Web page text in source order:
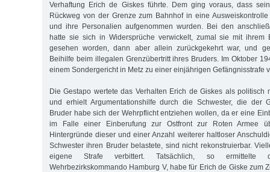
Verhaftung Erich de Giskes führte. Dem ging voraus, dass
Rückweg von der Grenze zum Bahnhof in eine
und ihre Personalien aufgenommen wurden. Bei den
hatte sie sich in Widersprüche verwickelt, zumal sie mit ihrem
gesehen worden, dann aber allein zurückgekehrt war, und
Beihilfe beim illegalen Grenzübertritt ihres Bruders. Im Oktober
einem Sondergericht in Metz zu einer einjährigen Gefängnisstrafe
Die Gestapo wertete das Verhalten Erich de Giskes als politisch
und erhielt Argumentationshilfe durch die Schwester, die der
Bruder habe sich der Wehrpflicht entziehen wollen, da er eine
im Falle einer Einberufung zur Ostfront zur Roten Armee
Hintergründe dieser und einer Anzahl weiterer haltloser
Schwester ihren Bruder belastete, sind nicht rekonstruierbar.
eigene Strafe verbittert. Tatsächlich, so ermittelte
Wehrbezirkskommando Hamburg V, habe für Erich de Giske zum